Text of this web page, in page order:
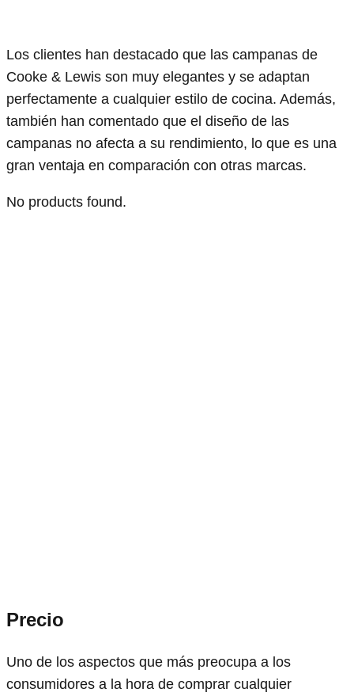
Los clientes han destacado que las campanas de
Cooke & Lewis son muy elegantes y se adaptan
perfectamente a cualquier estilo de cocina. Además,
también han comentado que el diseño de las
campanas no afecta a su rendimiento, lo que es una
gran ventaja en comparación con otras marcas.
No products found.
Precio
Uno de los aspectos que más preocupa a los
consumidores a la hora de comprar cualquier